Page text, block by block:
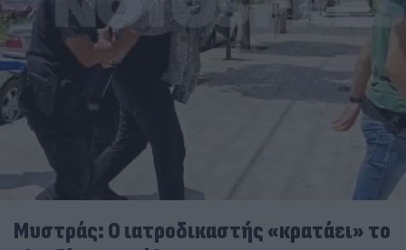
Μυστράς: Ο ιατροδικαστής «κρατάει» το